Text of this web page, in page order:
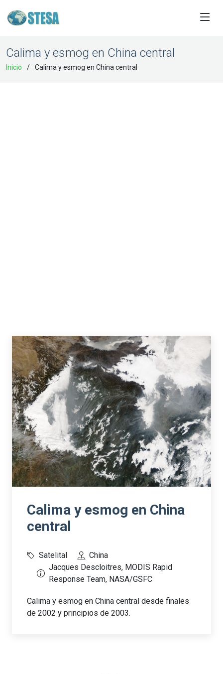
Calima y esmog en China central
Inicio Calima y esmog en China central
Calima y esmog en China
central
Satelital
China
Jacques Descloitres, MODIS Rapid
Response Team, NASA/GSFC
Calima y esmog en China central desde finales
de 2002 y principios de 2003.